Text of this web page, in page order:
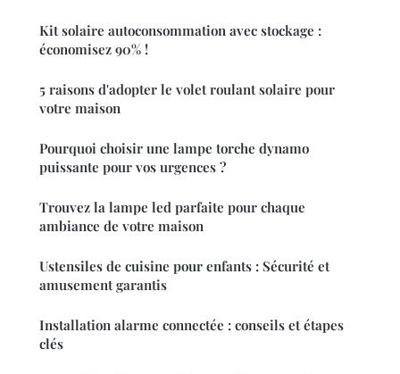
Kit solaire autoconsommation avec stockage :
économisez 90% !
5 raisons d'adopter le volet roulant solaire pour
votre maison
Pourquoi choisir une lampe torche dynamo
puissante pour vos urgences ?
Trouvez la lampe led parfaite pour chaque
ambiance de votre maison
Ustensiles de cuisine pour enfants : Sécurité et
amusement garantis
Installation alarme connectée : conseils et étapes
clés